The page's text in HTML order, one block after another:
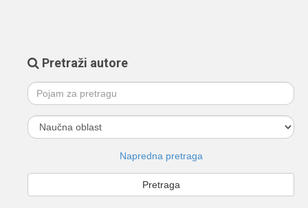
Pretraži autore
Napredna pretraga